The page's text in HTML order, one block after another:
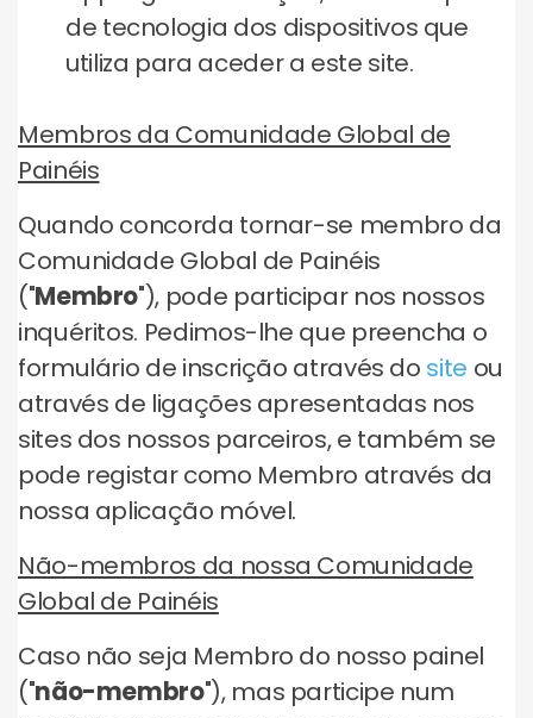
de tecnologia dos dispositivos que
utiliza para aceder a este site.
Membros da Comunidade Global de
Painéis
Quando concorda tornar-se membro da
Comunidade Global de Painéis
("Membro"), pode participar nos nossos
inquéritos. Pedimos-lhe que preencha o
formulário de inscrição através do site ou
através de ligações apresentadas nos
sites dos nossos parceiros, e também se
pode registar como Membro através da
nossa aplicação móvel.
Não-membros da nossa Comunidade
Global de Painéis
Caso não seja Membro do nosso painel
("não-membro"), mas participe num